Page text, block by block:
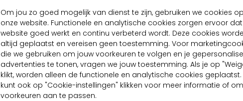
Om jou zo goed mogelijk van dienst te zijn, gebruiken we cookies op
onze website. Functionele en analytische cookies zorgen ervoor
website goed werkt en continu verbeterd wordt. Deze cookies
altijd geplaatst en vereisen geen toestemming. Voor
die we gebruiken om jouw voorkeuren te volgen en je
advertenties te tonen, vragen we jouw toestemming. Als je op
klikt, worden alleen de functionele en analytische cookies geplaatst.
kunt ook op "Cookie-instellingen" klikken voor meer informatie of
voorkeuren aan te passen.
Ontdek de look